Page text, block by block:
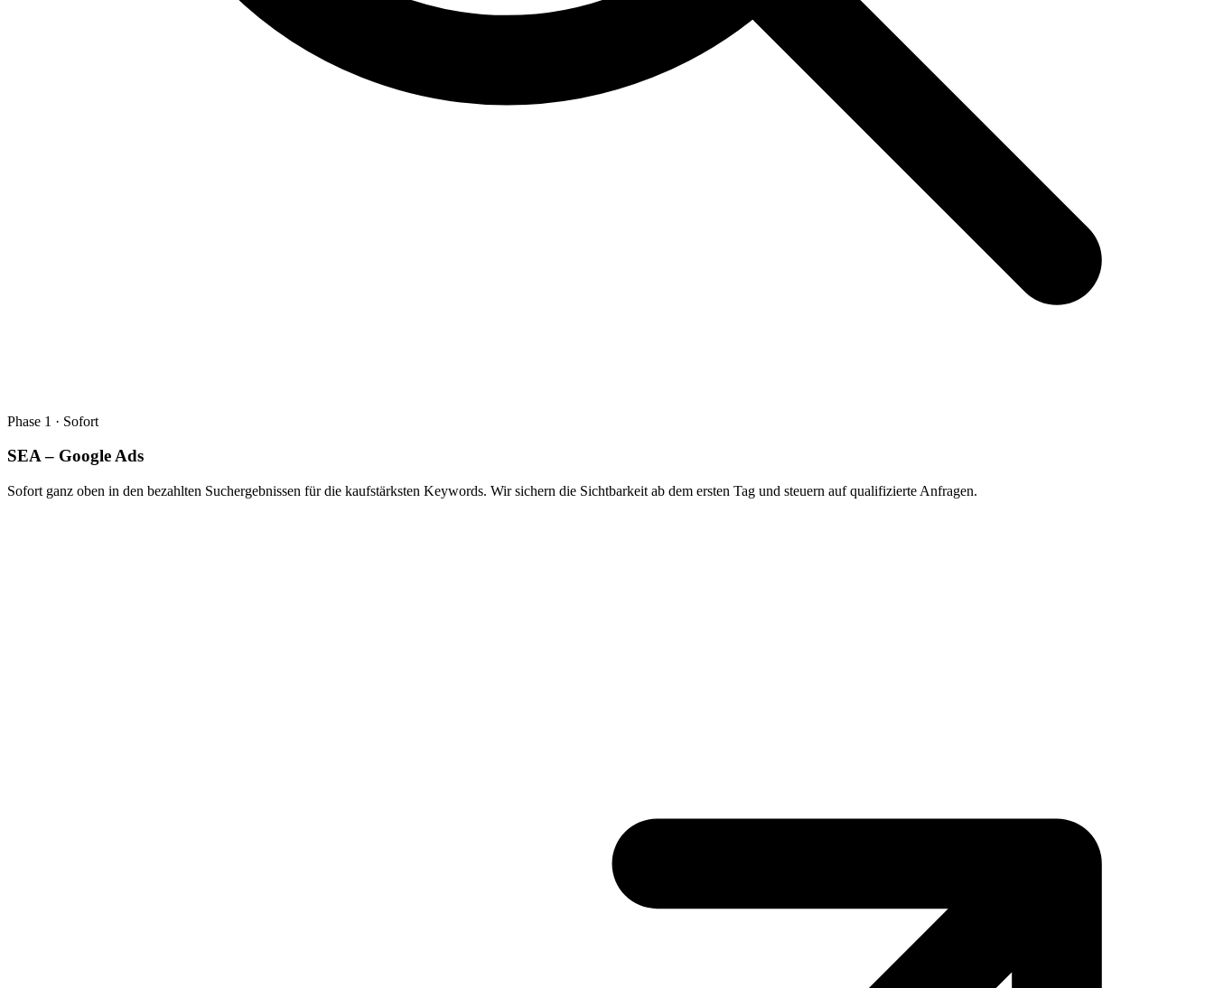
Phase 1 · Sofort
SEA – Google Ads
Sofort ganz oben in den bezahlten Suchergebnissen für die kaufstärksten Keywords. Wir sichern die Sichtbarkeit ab dem ersten Tag und steuern auf qualifizierte Anfragen.